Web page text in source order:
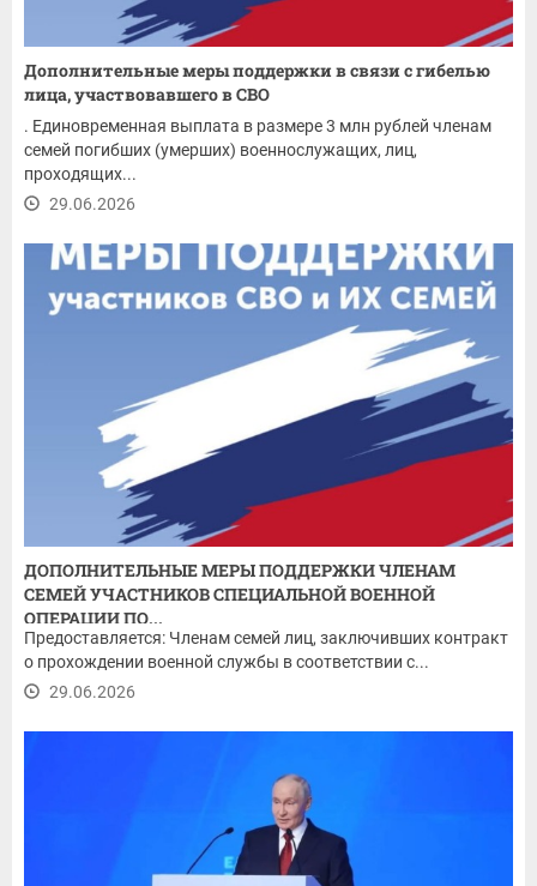
Дополнительные меры поддержки в связи с гибелью
лица, участвовавшего в СВО
. Единовременная выплата в размере 3 млн рублей членам
семей погибших (умерших) военнослужащих, лиц,
проходящих...
29.06.2026
ДОПОЛНИТЕЛЬНЫЕ МЕРЫ ПОДДЕРЖКИ ЧЛЕНАМ
СЕМЕЙ УЧАСТНИКОВ СПЕЦИАЛЬНОЙ ВОЕННОЙ
ОПЕРАЦИИ ПО...
Предоставляется: Членам семей лиц, заключивших контракт
о прохождении военной службы в соответствии с...
29.06.2026